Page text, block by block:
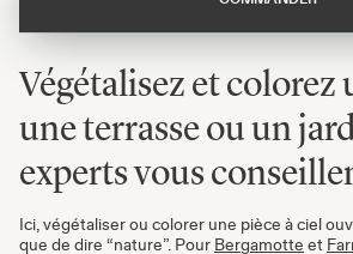
Végétalisez et colorez
une terrasse ou un
experts vous
Ici, végétaliser ou colorer une pièce à ciel
que de dire “nature”. Pour Bergamotte et